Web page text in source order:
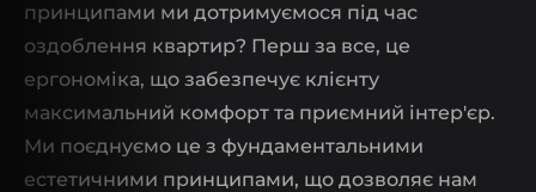
принципами ми дотримуємося під час
оздоблення квартир? Перш за все, це
ергономіка, що забезпечує клієнту
максимальний комфорт та приємний інтер'єр.
Ми поєднуємо це з фундаментальними
естетичними принципами, що дозволяє нам